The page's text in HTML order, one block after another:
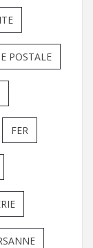
POSTALE
FER